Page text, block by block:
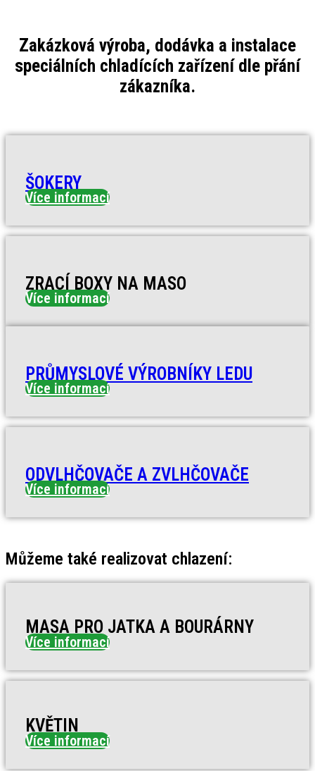
Zakázková výroba, dodávka a instalace
speciálních chladících zařízení dle přání
zákazníka.
ŠOKERY
Více informací
ZRACÍ BOXY NA MASO
Více informací
PRŮMYSLOVÉ VÝROBNÍKY LEDU
Více informací
ODVLHČOVAČE A ZVLHČOVAČE
Více informací
Můžeme také realizovat chlazení:
MASA PRO JATKA A BOURÁRNY
Více informací
KVĚTIN
Více informací